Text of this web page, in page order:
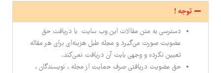
توجه !
دسترسی به متن مقالات این وب سایت با دریافت حق
عضویت صورت می‌گیرد و مجله طبل هزینه‌ای برای هر مقاله
تعیین نکرده و وجهی بابت آن دریافت نمی‌کند.
حق عضویت دریافتی صرف حمایت از مجله ، نویسندگان ،